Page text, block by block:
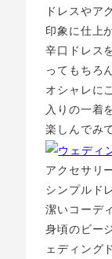
ドレスやア
印象に仕上
辛口ドレス
ってもちろ
オシャレに
入りの一着
楽しんでみ
アクセサリ
シンプルド
潔いコーデ
身頃のビー
ェディング